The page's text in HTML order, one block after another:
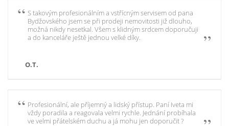
S takovým profesionálním a vstřícným servisem od pana
Bydžovského jsem se při prodeji nemovitosti již dlouho,
možná nikdy nesetkal. Všem s klidným srdcem doporučuji
a do kanceláře ještě jednou velké díky.
O.T.
Profesionální, ale příjemný a lidský přístup. Paní Iveta mi
vždy poradila a reagovala velmi rychle. Jednání probíhala
ve velmi přátelském duchu a já mohu jen doporučit ?